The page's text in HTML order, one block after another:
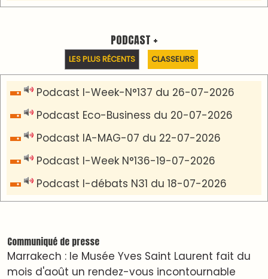
mois d'août un rendez-vous incontournable
LES PLUS RÉCENTS CLASSEURS
دِيمَا المَغرِب Clip
Clip : 🎵Allez, allez ! Ramenez-nous cette
🎵Bulldozer Blues
Clip : 🎵 LE BLUES DE L'IA